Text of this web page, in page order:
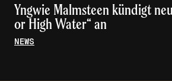
Yngwie Malmsteen kündigt
or High Water“ an
NEWS